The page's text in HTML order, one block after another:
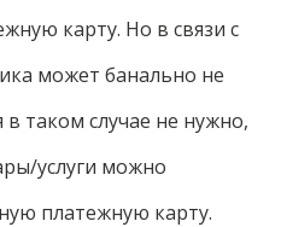
карту. Но в связи с
может банально не
в таком случае не нужно,
услуги можно
платежную карту.